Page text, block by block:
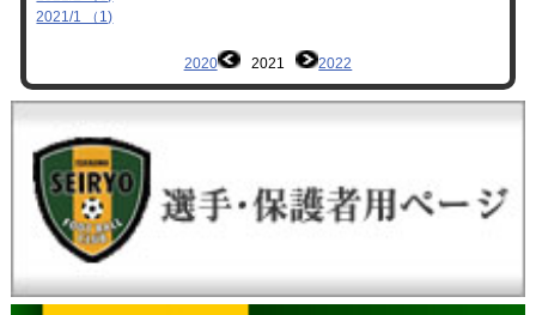
2021/1 （1)
2020 2021 2022